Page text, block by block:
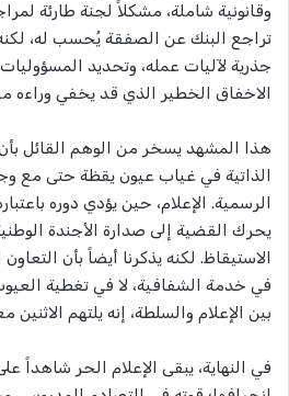
وقانونية شاملة، مشكلاً لجنة طارئة
تراجع البنك عن الصفقة يُحسب له،
جذرية لآليات عمله، وتحديد
الاخفاق الخطير الذي قد يخفي وراءه
هذا المشهد يسخر من الوهم القائل بأن
الذاتية في غياب عيون يقظة حتى مع
الرسمية. الإعلام، حين يؤدي دوره
يحرك القضية إلى صدارة الأجندة
الاستيقاظ. لكنه يذكرنا أيضاً بأن
في خدمة الشفافية، لا في تغطية
بين الإعلام والسلطة، إنه يلتهم الاثنين
في النهاية، يبقى الإعلام الحر شاهداً